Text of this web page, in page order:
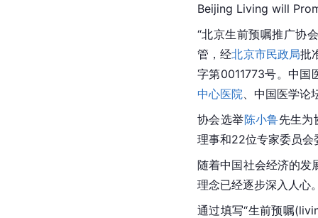
Beijing Living will
“北京生前预嘱推广协
管，经北京市民政局批
字第0011773号。中国
中心医院 、中国医学论
协会选举陈小鲁先生为
理事和22位专家委员会
随着中国社会经济的发
理念已经逐步深入人心
通过填写“生前预嘱